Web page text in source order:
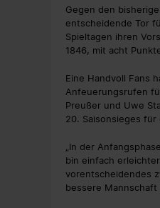
Gegen den
entscheidende Tor
Spieltagen ihren
1846, mit acht
Eine Handvoll Fans
Anfeuerungsrufen
Preußer und Uwe
20. Saisonsieges für
„In der
bin einfach
vorentscheidendes
bessere